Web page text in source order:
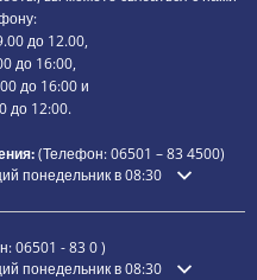
до 12.00,
до 16:00,
до 16:00 и
до 12:00.
(Телефон:06501 – 834500)
время открытия или
понедельник в 08:30
06501 - 83 0)
время открытия или
понедельник в 08:30